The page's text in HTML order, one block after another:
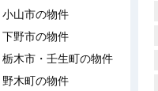
小山市の物件
下野市の物件
栃木市・壬生町の物件
野木町の物件